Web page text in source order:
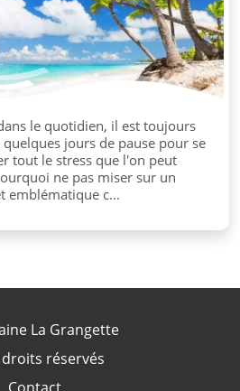
le quotidien, il est toujours
jours de pause pour se
tout le stress que l'on peut
ne pas miser sur un
emblématique c...
La Grangette
réservés